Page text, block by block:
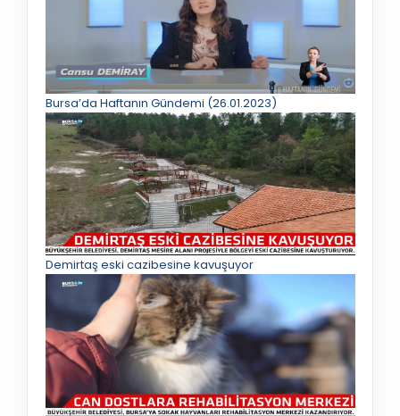
Bursa’da Haftanın Gündemi (26.01.2023)
Demirtaş eski cazibesine kavuşuyor